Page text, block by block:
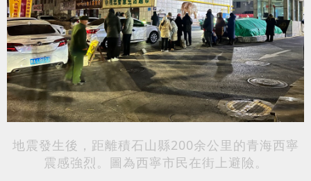
地震發生後，距離積石山縣200余公里的青海西寧
震感強烈。圖為西寧市民在街上避險。